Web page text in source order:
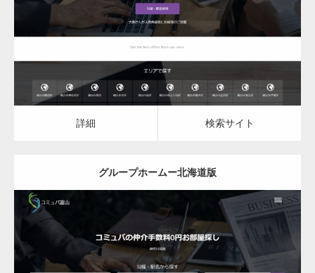
詳細 検索サイト
詳細 検索サイト
グループホームー北海道版
更新日： 2023.03.09